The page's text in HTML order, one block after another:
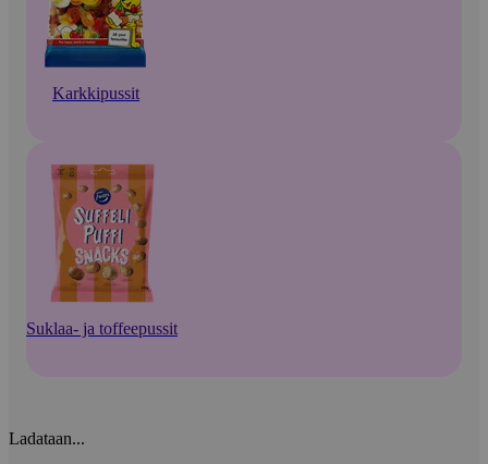
Karkkipussit
Suklaa- ja toffeepussit
Ladataan...